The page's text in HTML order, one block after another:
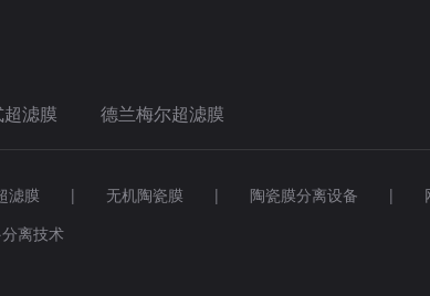
滤膜 德兰梅尔超滤膜
滤膜 | 无机陶瓷膜 | 陶瓷膜分离设备 |
离技术